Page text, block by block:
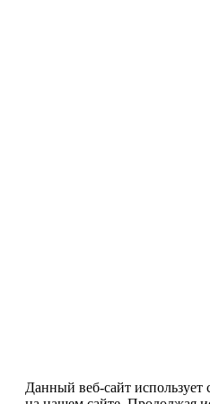
Данный веб-сайт использует